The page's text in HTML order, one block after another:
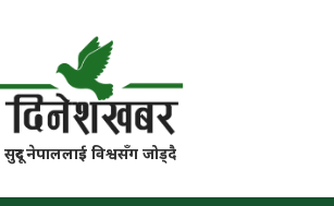
सुदूर नेपाललाई विश्वसँग जोड्दै